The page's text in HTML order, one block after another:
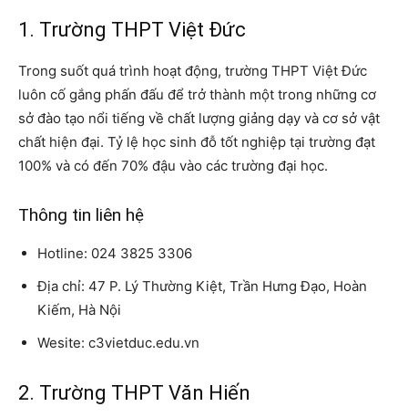
1. Trường THPT Việt Đức
Trong suốt quá trình hoạt động, trường THPT Việt Đức
luôn cố gắng phấn đấu để trở thành một trong những cơ
sở đào tạo nổi tiếng về chất lượng giảng dạy và cơ sở vật
chất hiện đại. Tỷ lệ học sinh đỗ tốt nghiệp tại trường đạt
100% và có đến 70% đậu vào các trường đại học.
Thông tin liên hệ
Hotline: 024 3825 3306
Địa chỉ: 47 P. Lý Thường Kiệt, Trần Hưng Đạo, Hoàn
Kiếm, Hà Nội
Wesite: c3vietduc.edu.vn
2. Trường THPT Văn Hiến